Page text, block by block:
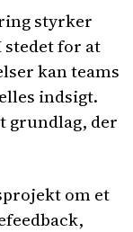
styrker
stedet for at
kan teams
indsigt.
grundlag, der
om et